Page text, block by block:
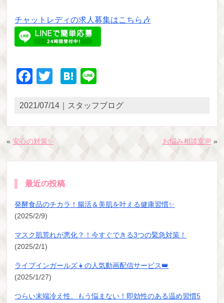
チャットレディの求人募集はこちら🎶
Facebook
TwitterHatena
2021/07/14｜スタッフブログ
«安心の対策✨ お悩み相談室💭 »
最近の投稿
発酵食品のチカラ！腸活＆美肌を叶える健康習慣✨
(2025/2/9)
マスク肌荒れが悪化？！今すぐできる3つの緊急対策！
(2025/2/1)
ライブインガールズ👧の人気動画配信サービス👑
(2025/1/27)
つらい末端冷え性、もう悩まない！即効性のある温め習慣5